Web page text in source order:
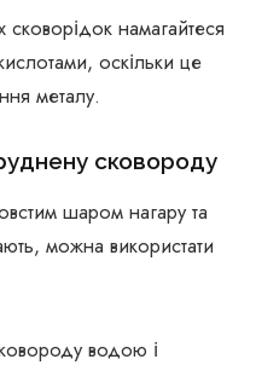
сковорідок намагайтеся
оскільки це
металу.
сковороду
шаром нагару та
можна використати
водою і